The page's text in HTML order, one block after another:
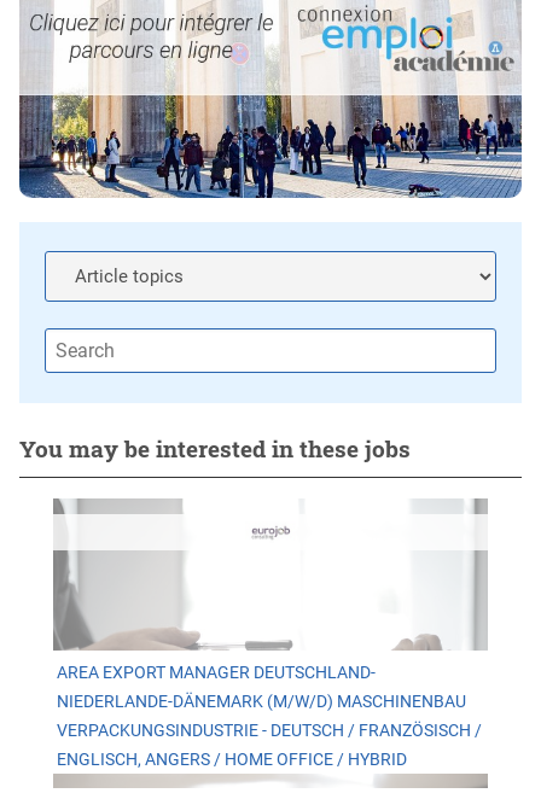
You may be interested in these jobs
AREA EXPORT MANAGER DEUTSCHLAND-
NIEDERLANDE-DÄNEMARK (M/W/D) MASCHINENBAU
VERPACKUNGSINDUSTRIE - DEUTSCH / FRANZÖSISCH /
ENGLISCH, ANGERS / HOME OFFICE / HYBRID